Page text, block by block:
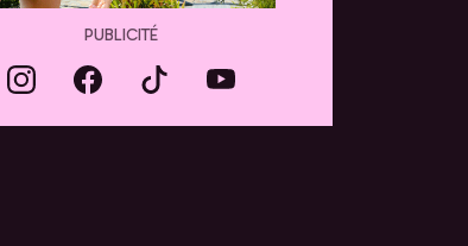
PUBLICITÉ